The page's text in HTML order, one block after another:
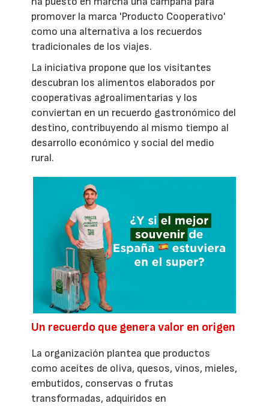
promover la marca 'Producto Cooperativo'
como una alternativa a los recuerdos
tradicionales de los viajes.
La iniciativa propone que los visitantes
descubran los alimentos elaborados por
cooperativas agroalimentarias y los
conviertan en un recuerdo gastronómico del
destino, contribuyendo al mismo tiempo al
desarrollo económico y social del medio
rural.
Un recuerdo que genera valor en origen
La organización plantea que productos
como aceites de oliva, quesos, vinos, mieles,
embutidos, conservas o frutas
transformadas, adquiridos en